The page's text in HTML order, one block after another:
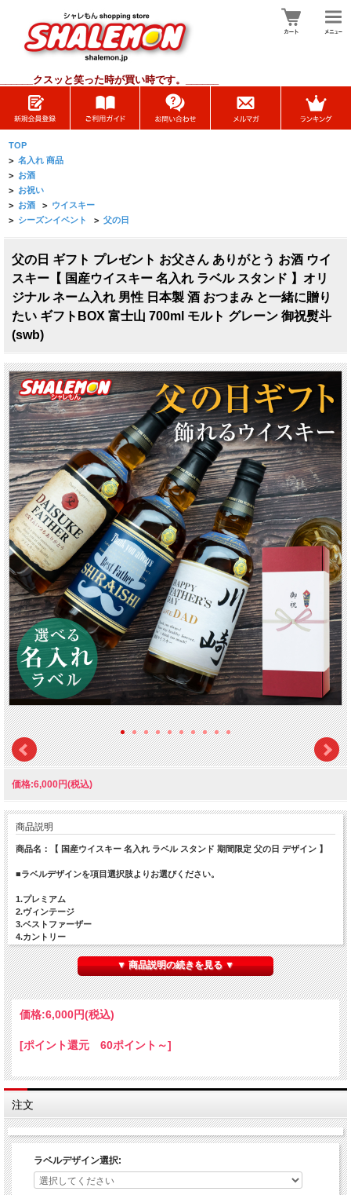
クスッと笑った時が買い時です。______
TOP
> 名入れ 商品
> お酒
> お祝い
> お酒 > ウイスキー
> シーズンイベント > 父の日
父の日 ギフト プレゼント お父さん ありがとう お酒 ウイ
スキー【 国産ウイスキー 名入れ ラベル スタンド 】オリ
ジナル ネーム入れ 男性 日本製 酒 おつまみ と一緒に贈り
たい ギフトBOX 富士山 700ml モルト グレーン 御祝熨斗
(swb)
価格:6,000円(税込)
商品説明
商品名：【 国産ウイスキー 名入れ ラベル スタンド 期間限定 父の日 デザイン 】
■ラベルデザインを項目選択肢よりお選びください。
1.プレミアム
2.ヴィンテージ
3.ベストファーザー
4.カントリー
5.感謝状
6.ブラックレトロ
7.親父だもの
8.日課の酒
9.ストライプ
10.ネクタイスーツ
ラベル部分内にお好きな文字を名入れ致します。
をご入力してご注文してください。
※名入れ文字数により文字の大きさが異なります。文字数が多いほど文字の大きさ
は小さくなります。
※特殊文字および記号等のご希望や、文字数オーバーでのご記載の際はご確認の
為、商品発送の遅れやキャンセル等が発生する場合がございます事をご了承下さ
■今なら特製ラベルスタンドがついてくる！
スタンドに入れてディスプレイとして飾っていただけます。
▼ 商品説明の続きを見る ▼
価格:6,000円(税込)
[ポイント還元 60ポイント～]
注文
ラベルデザイン選択: